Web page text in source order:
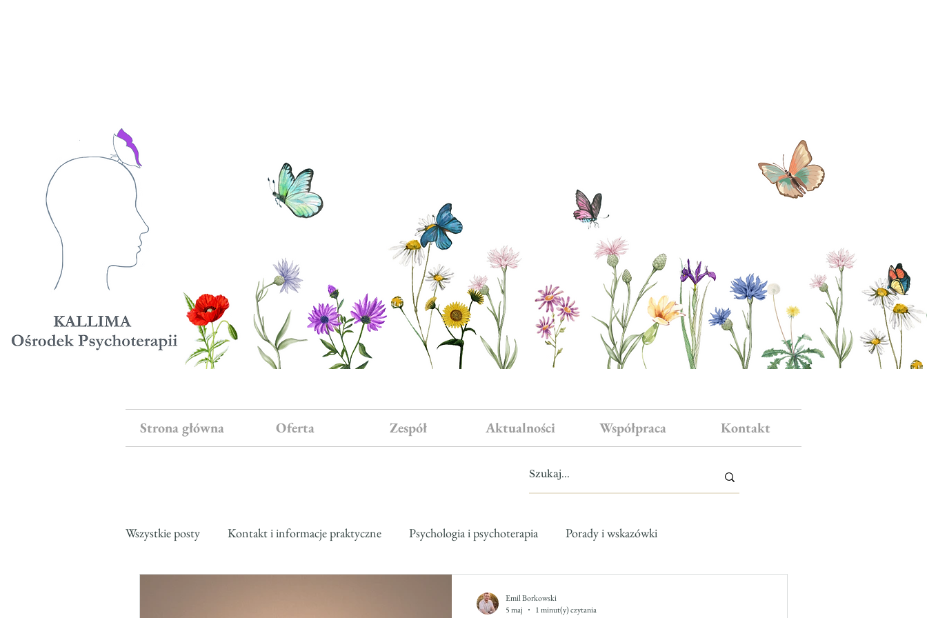
Strona główna Oferta Zespół Aktualności Współpraca Kontakt
Wszystkie posty Kontakt i informacje praktyczne Psychologia i psychoterapia Porady i wskazówki
Emil Borkowski
5 maj
1 minut(y) czytania